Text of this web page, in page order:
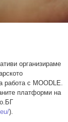
организираме
работа с MOODLE.
платформи на
).